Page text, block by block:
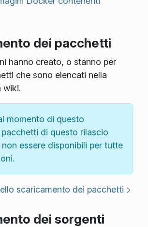
dei pacchetti
hanno creato, o stanno per
che sono elencati nella
wiki.
momento di questo
di questo rilascio
essere disponibili per tutte
scaricamento dei pacchetti
dei sorgenti